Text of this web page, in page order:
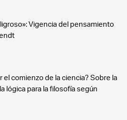
Vigencia del pensamiento
el comienzo de la ciencia? Sobre la
lógica para la filosofía según